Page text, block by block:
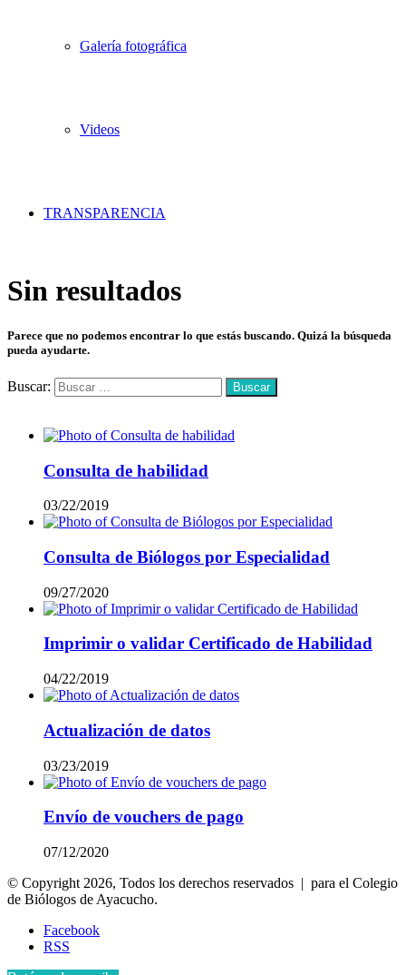
Galería fotográfica
Videos
TRANSPARENCIA
Sin resultados
Parece que no podemos encontrar lo que estás buscando. Quizá la búsqueda
pueda ayudarte.
Buscar:
Consulta de habilidad
03/22/2019
Consulta de Biólogos por Especialidad
09/27/2020
Imprimir o validar Certificado de Habilidad
04/22/2019
Actualización de datos
03/23/2019
Envío de vouchers de pago
07/12/2020
© Copyright 2026, Todos los derechos reservados | para el Colegio
de Biólogos de Ayacucho.
Facebook
RSS